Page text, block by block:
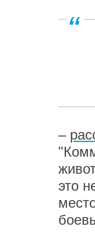
–
это